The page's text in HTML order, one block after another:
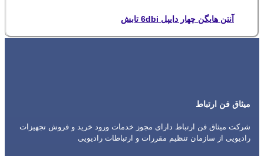
آنتن هایگن چهار دایپل 6dbi تابش
میثاق فن ارتباط
شرکت میثاق فن ارتباط دارای مجوز خدمات ورود خرید و فروش تجهیزات
رادیویی از سازمان تنظیم مقررات و ارتباطات رادیویی